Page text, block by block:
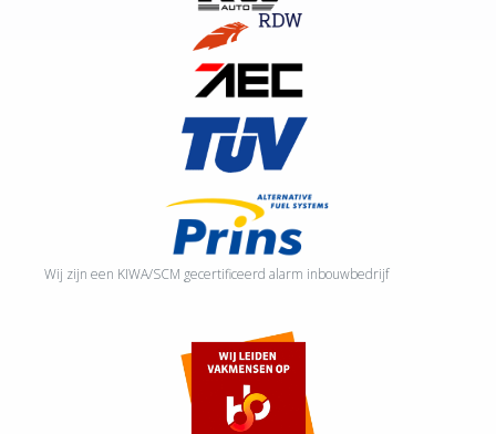
Wij zijn een KIWA/SCM gecertificeerd alarm inbouwbedrijf